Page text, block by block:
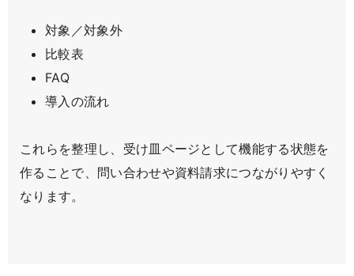
対象／対象外
比較表
FAQ
導入の流れ
これらを整理し、受け皿ページとして機能する状態を
作ることで、問い合わせや資料請求につながりやすく
なります。